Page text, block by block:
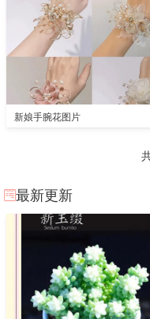
新娘手腕花图片
最新更新